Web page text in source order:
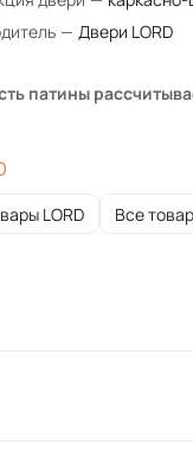
— Двери LORD
патины
LORD Все